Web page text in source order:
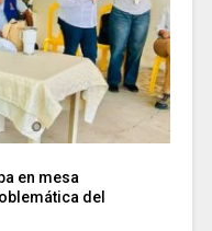
en mesa
del